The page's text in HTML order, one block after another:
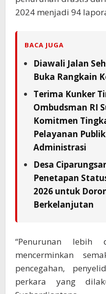
2024 menjadi 94
BACA JUGA
Diawali Jalan
Buka Rangkain
Terima Kunker
Ombudsman RI
Komitmen
Pelayanan
Administrasi
Desa
Penetapan
2026 untuk
Berkelanjutan
“Penurunan
mencerminkan
pencegahan,
perkara yang